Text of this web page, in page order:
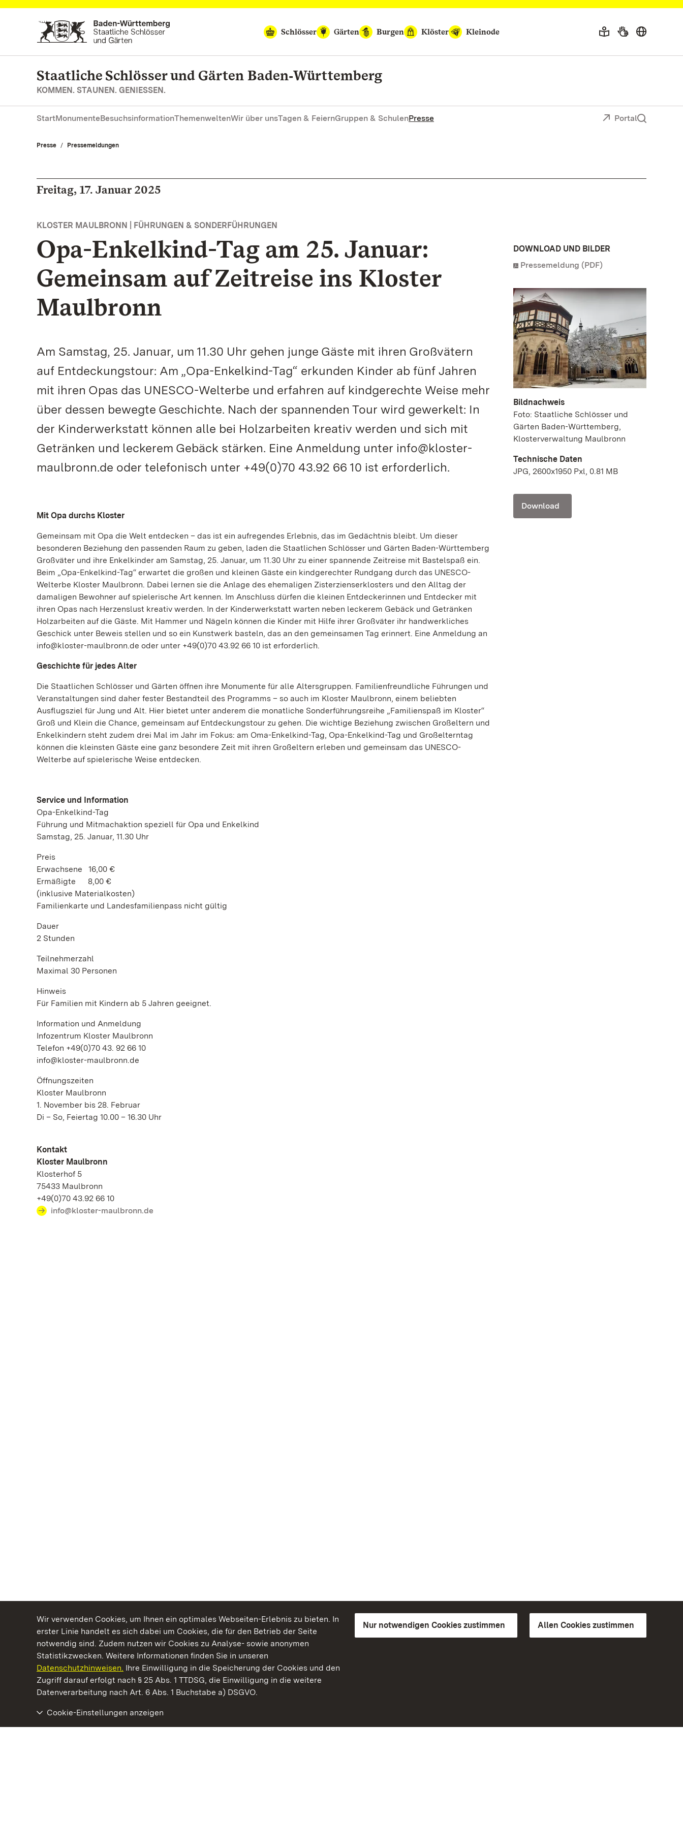
Wir verwenden Cookies, um Ihnen ein optimales Webseiten-Erlebnis zu bieten. In
erster Linie handelt es sich dabei um Cookies, die für den Betrieb der Seite
notwendig sind. Zudem nutzen wir Cookies zu Analyse- sowie anonymen
Statistikzwecken. Weitere Informationen finden Sie in unseren
Datenschutzhinweisen. Ihre Einwilligung in die Speicherung der Cookies und den
Zugriff darauf erfolgt nach § 25 Abs. 1 TTDSG, die Einwilligung in die weitere
Datenverarbeitung nach Art. 6 Abs. 1 Buchstabe a) DSGVO.
Nur notwendigen Cookies zustimmen Allen Cookies zustimmen
Cookie-Einstellungen anzeigen
Zum Hauptinhalt springen
Schlösser
Gärten Burgen Klöster Kleinode
Staatliche Schlösser und Gärten Baden‑Württemberg
KOMMEN. STAUNEN. GENIESSEN.
StartMonumenteBesuchsinformationThemenweltenWir über unsTagen & FeiernGruppen & SchulenPresse Portal
Presse Pressemeldungen
Freitag, 17. Januar 2025
KLOSTER MAULBRONN | FÜHRUNGEN & SONDERFÜHRUNGEN
Opa-Enkelkind-Tag am 25. Januar:
Gemeinsam auf Zeitreise ins Kloster
Maulbronn
Am Samstag, 25. Januar, um 11.30 Uhr gehen junge Gäste mit ihren Großvätern
auf Entdeckungstour: Am „Opa-Enkelkind-Tag“ erkunden Kinder ab fünf Jahren
mit ihren Opas das UNESCO-Welterbe und erfahren auf kindgerechte Weise mehr
über dessen bewegte Geschichte. Nach der spannenden Tour wird gewerkelt: In
der Kinderwerkstatt können alle bei Holzarbeiten kreativ werden und sich mit
Getränken und leckerem Gebäck stärken. Eine Anmeldung unter info@kloster-
maulbronn.de oder telefonisch unter +49(0)70 43.92 66 10 ist erforderlich.
Mit Opa durchs Kloster
Gemeinsam mit Opa die Welt entdecken – das ist ein aufregendes Erlebnis, das im Gedächtnis bleibt. Um dieser
besonderen Beziehung den passenden Raum zu geben, laden die Staatlichen Schlösser und Gärten Baden-Württemberg
Großväter und ihre Enkelkinder am Samstag, 25. Januar, um 11.30 Uhr zu einer spannende Zeitreise mit Bastelspaß ein.
Beim „Opa-Enkelkind-Tag“ erwartet die großen und kleinen Gäste ein kindgerechter Rundgang durch das UNESCO-
Welterbe Kloster Maulbronn. Dabei lernen sie die Anlage des ehemaligen Zisterzienserklosters und den Alltag der
damaligen Bewohner auf spielerische Art kennen. Im Anschluss dürfen die kleinen Entdeckerinnen und Entdecker mit
ihren Opas nach Herzenslust kreativ werden. In der Kinderwerkstatt warten neben leckerem Gebäck und Getränken
Holzarbeiten auf die Gäste. Mit Hammer und Nägeln können die Kinder mit Hilfe ihrer Großväter ihr handwerkliches
Geschick unter Beweis stellen und so ein Kunstwerk basteln, das an den gemeinsamen Tag erinnert. Eine Anmeldung an
info@kloster-maulbronn.de oder unter +49(0)70 43.92 66 10 ist erforderlich.
Geschichte für jedes Alter
Die Staatlichen Schlösser und Gärten öffnen ihre Monumente für alle Altersgruppen. Familienfreundliche Führungen und
Veranstaltungen sind daher fester Bestandteil des Programms – so auch im Kloster Maulbronn, einem beliebten
Ausflugsziel für Jung und Alt. Hier bietet unter anderem die monatliche Sonderführungsreihe „Familienspaß im Kloster“
Groß und Klein die Chance, gemeinsam auf Entdeckungstour zu gehen. Die wichtige Beziehung zwischen Großeltern und
Enkelkindern steht zudem drei Mal im Jahr im Fokus: am Oma-Enkelkind-Tag, Opa-Enkelkind-Tag und Großelterntag
können die kleinsten Gäste eine ganz besondere Zeit mit ihren Großeltern erleben und gemeinsam das UNESCO-
Welterbe auf spielerische Weise entdecken.
Service und Information
Opa-Enkelkind-Tag
Führung und Mitmachaktion speziell für Opa und Enkelkind
Samstag, 25. Januar, 11.30 Uhr
Preis
Erwachsene 16,00 €
Ermäßigte 8,00 €
(inklusive Materialkosten)
Familienkarte und Landesfamilienpass nicht gültig
Dauer
2 Stunden
Teilnehmerzahl
Maximal 30 Personen
Hinweis
Für Familien mit Kindern ab 5 Jahren geeignet.
Information und Anmeldung
Infozentrum Kloster Maulbronn
Telefon +49(0)70 43. 92 66 10
info@kloster-maulbronn.de
Öffnungszeiten
Kloster Maulbronn
1. November bis 28. Februar
Di – So, Feiertag 10.00 – 16.30 Uhr
Kontakt
Kloster Maulbronn
Klosterhof 5
75433 Maulbronn
+49(0)70 43.92 66 10
info@kloster-maulbronn.de
DOWNLOAD UND BILDER
Pressemeldung (PDF)
Bildnachweis
Foto: Staatliche Schlösser und
Gärten Baden-Württemberg,
Klosterverwaltung Maulbronn
Technische Daten
JPG, 2600x1950 Pxl, 0.81 MB
Download
Kommen. Staunen. Genießen.